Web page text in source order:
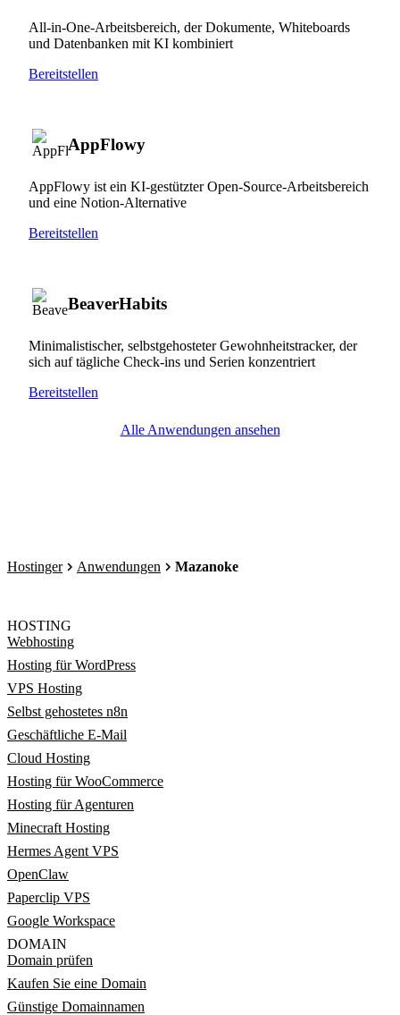
All-in-One-Arbeitsbereich, der Dokumente, Whiteboards
und Datenbanken mit KI kombiniert
Bereitstellen
AppFlowy
AppFlowy ist ein KI-gestützter Open-Source-Arbeitsbereich
und eine Notion-Alternative
Bereitstellen
BeaverHabits
Minimalistischer, selbstgehosteter Gewohnheitstracker, der
sich auf tägliche Check-ins und Serien konzentriert
Bereitstellen
Alle Anwendungen ansehen
Hostinger Anwendungen Mazanoke
HOSTING
Webhosting
Hosting für WordPress
VPS Hosting
Selbst gehostetes n8n
Geschäftliche E-Mail
Cloud Hosting
Hosting für WooCommerce
Hosting für Agenturen
Minecraft Hosting
Hermes Agent VPS
OpenClaw
Paperclip VPS
Google Workspace
DOMAIN
Domain prüfen
Kaufen Sie eine Domain
Günstige Domainnamen